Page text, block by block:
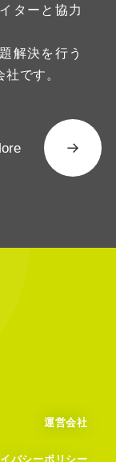
ターと協力
解決を行う
です。
運営会社
バシーポリシー